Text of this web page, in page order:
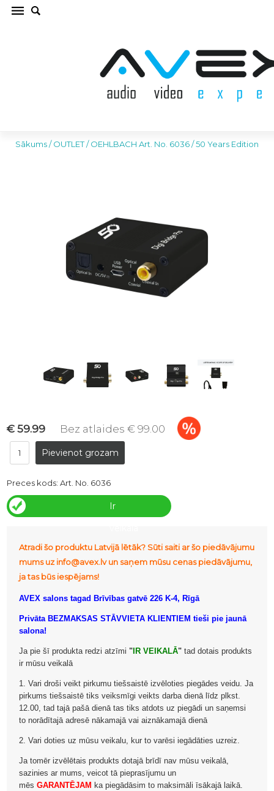
Sākums/OUTLET/OEHLBACH Art. No. 6036 / 50 Years Edition
€ 59.99 Bez atlaides € 99.00
Preces kods:Art. No. 6036
Ir
Atradi šo produktu Latvijā lētāk? Sūti saiti ar šo piedāvājumu
mums uz info@avex.lv un saņem mūsu cenas piedāvājumu,
ja tas būs iespējams!
AVEX salons tagad Brīvības gatvē 226 K-4, Rīgā
Privāta BEZMAKSAS STĀVVIETA KLIENTIEM tieši pie jaunā
salona!
Ja pie šī produkta redzi atzīmi " IR VEIKALĀ" tad dotais produkts
ir mūsu veikalā
1. Vari droši veikt pirkumu tiešsaistē izvēloties piegādes veidu. Ja
pirkums tiešsaistē tiks veiksmīgi veikts darba dienā līdz plkst.
12.00, tad tajā pašā dienā tas tiks atdots uz piegādi un saņemsi
to norādītajā adresē nākamajā vai aiznākamajā dienā
2. Vari doties uz mūsu veikalu, kur to varēsi iegādāties uzreiz.
Ja tomēr izvēlētais produkts dotajā brīdī nav mūsu veikalā,
sazinies ar mums, veicot tā pieprasījumu un
mēsGARANTĒJAM ka piegādāsim to maksimāli īsākajā laikā.